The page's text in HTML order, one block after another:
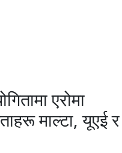
एरोमा
माल्टा, यूएई र